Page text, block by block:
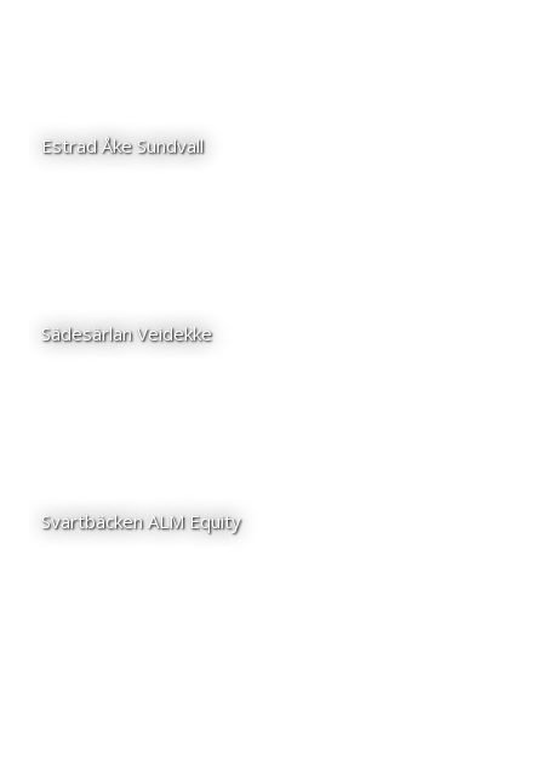
Estrad Åke Sundvall
Sädesärlan Veidekke
Svartbäcken ALM Equity